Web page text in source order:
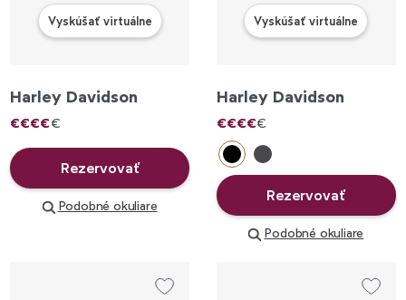
Vyskúšať virtuálne
Harley Davidson
€€€€€
Rezervovať
Podobné okuliare
Vyskúšať virtuálne
Harley Davidson
€€€€€
Rezervovať
Podobné okuliare